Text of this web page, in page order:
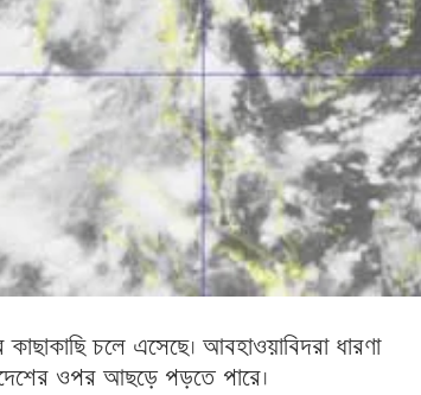
চলে এসেছে। আবহাওয়াবিদরা ধারণা
ওপর আছড়ে পড়তে পারে।